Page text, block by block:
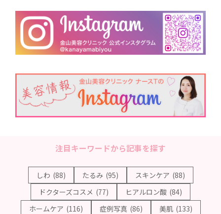
注目キーワードから記事を探す
しわ (88) たるみ (95) スキンケア (88)
ドクターズコスメ (77) ヒアルロン酸 (84)
ホームケア (116) 症例写真 (86) 美肌 (133)